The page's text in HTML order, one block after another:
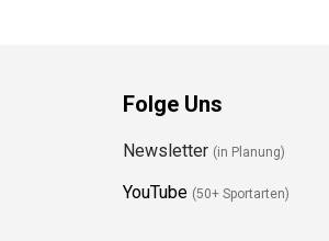
Folge Uns
Newsletter (in Planung)
YouTube (50+ Sportarten)